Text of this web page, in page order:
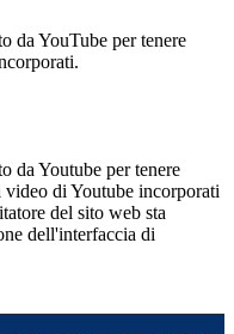
da YouTube per tenere
da Youtube per tenere
video di Youtube incorporati
del sito web sta
dell'interfaccia di